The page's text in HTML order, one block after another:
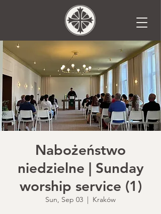
Nabożeństwo
niedzielne | Sunday
worship service (1)
Sun, Sep 03
  |
Kraków